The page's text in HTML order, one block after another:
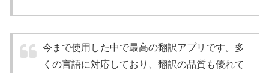
今まで使用した中で最高の翻訳アプリです。多
くの言語に対応しており、翻訳の品質も優れて